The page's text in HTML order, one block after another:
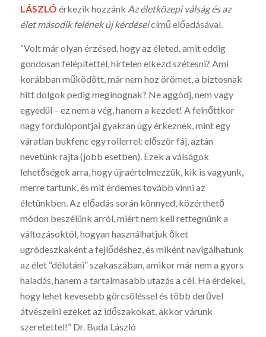
LÁSZLÓ érkezik hozzánk Az életközepi válság és az
élet második felének új kérdéseicímű előadásával.
“Volt már olyan érzésed, hogy az életed, amit eddig
gondosan felépítettél, hirtelen elkezd szétesni? Ami
korábban működött, már nem hoz örömet, a biztosnak
hitt dolgok pedig meginognak? Ne aggódj, nem vagy
egyedül – ez nem a vég, hanem a kezdet! A felnőttkor
nagy fordulópontjai gyakran úgy érkeznek, mint egy
váratlan bukfenc egy rollerrel: először fáj, aztán
nevetünk rajta (jobb esetben). Ezek a válságok
lehetőségek arra, hogy újraértelmezzük, kik is vagyunk,
merre tartunk, és mit érdemes tovább vinni az
életünkben. Az előadás során könnyed, közérthető
módon beszélünk arról, miért nem kell rettegnünk a
változásoktól, hogyan használhatjuk őket
ugródeszkaként a fejlődéshez, és miként navigálhatunk
az élet “délutáni” szakaszában, amikor már nem a gyors
haladás, hanem a tartalmasabb utazás a cél. Ha érdekel,
hogy lehet kevesebb görcsöléssel és több derűvel
átvészelni ezeket az időszakokat, akkor várunk
szeretettel!” Dr. Buda László